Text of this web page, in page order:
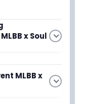
x Soul
baru,
Skin-skin
MLBB x